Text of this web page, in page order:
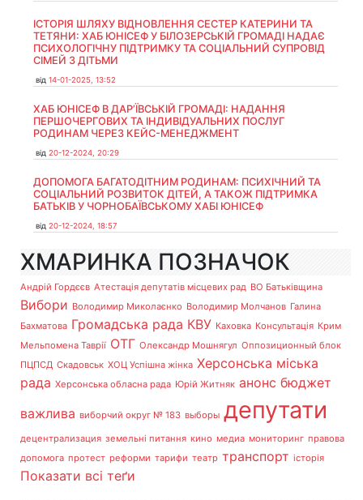
ІСТОРІЯ ШЛЯХУ ВІДНОВЛЕННЯ СЕСТЕР КАТЕРИНИ ТА
ТЕТЯНИ: ХАБ ЮНІСЕФ У БІЛОЗЕРСЬКІЙ ГРОМАДІ НАДАЄ
ПСИХОЛОГІЧНУ ПІДТРИМКУ ТА СОЦІАЛЬНИЙ СУПРОВІД
СІМЕЙ З ДІТЬМИ
від 14-01-2025, 13:52
ХАБ ЮНІСЕФ В ДАР’ЇВСЬКІЙ ГРОМАДІ: НАДАННЯ
ПЕРШОЧЕРГОВИХ ТА ІНДИВІДУАЛЬНИХ ПОСЛУГ
РОДИНАМ ЧЕРЕЗ КЕЙС-МЕНЕДЖМЕНТ
від 20-12-2024, 20:29
ДОПОМОГА БАГАТОДІТНИМ РОДИНАМ: ПСИХІЧНИЙ ТА
СОЦІАЛЬНИЙ РОЗВИТОК ДІТЕЙ, А ТАКОЖ ПІДТРИМКА
БАТЬКІВ У ЧОРНОБАЇВСЬКОМУ ХАБІ ЮНІСЕФ
від 20-12-2024, 18:57
ХМАРИНКА ПОЗНАЧОК
Андрій Гордєєв Атестація депутатів місцевих рад ВО Батьківщина
Вибори Володимир Миколаєнко Володимир Молчанов Галина
Бахматова Громадська рада КВУ Каховка Консультація Крим
Мельпомена Таврії ОТГ Олександр Мошнягул Оппозиционный блок
ПЦПСД Скадовськ ХОЦ Успішна жінка Херсонська міська
рада Херсонська обласна рада Юрій Житняк анонс бюджет
важлива виборчий округ № 183 выборы депутати
децентрализация земельні питання кино медиа мониторинг правова
допомога протест реформи тарифи театр транспорт історія
Показати всі теґи